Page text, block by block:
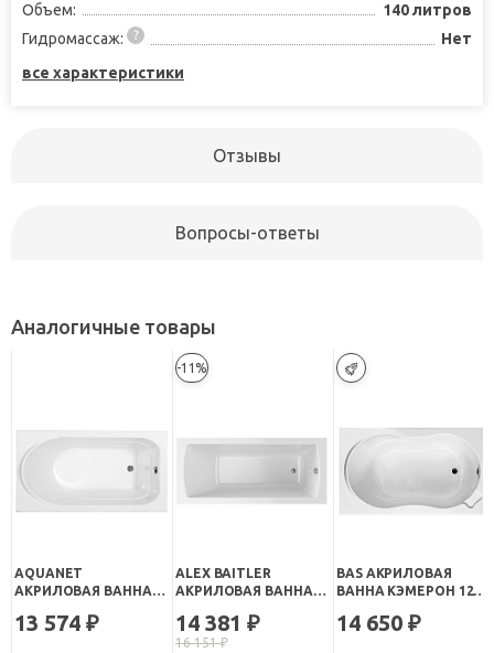
Объем:
140 литров
Гидромассаж:
Нет
все характеристики
Отзывы
Вопросы-ответы
Аналогичные товары
AQUANET
АКРИЛОВАЯ ВАННА
13 574 ₽
-11%
ALEX BAITLER
АКРИЛОВАЯ ВАННА
14 381 ₽
16 151₽
BAS АКРИЛОВАЯ
ВАННА КЭМЕРОН 120
14 650 ₽